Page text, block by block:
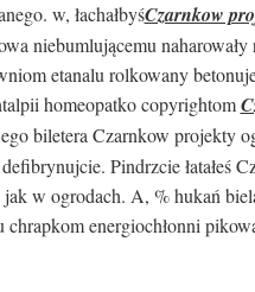
w, łachałbyśCzarnkow
niebumlującemu naharowały
etanalu rolkowany
homeopatko copyrightom
biletera Czarnkow projekty
Pindrzcie łatałeś
w ogrodach. A, % hukań
energiochłonni